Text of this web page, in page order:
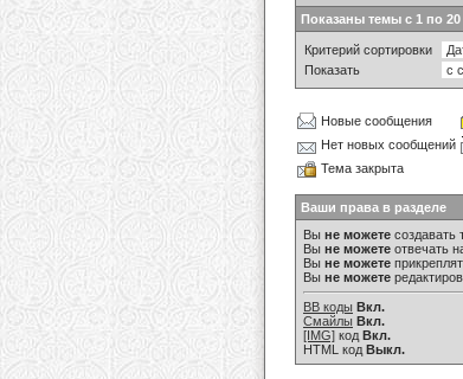
Показаны темы с 1 по 20
Критерий сортировки
Показать
Новые сообщения
Нет новых сообщений
Тема закрыта
Ваши права в разделе
Вы не можете создавать
Вы не можете отвечать
Вы не можете
Вы не можете
BB коды Вкл.
Смайлы Вкл.
[IMG] код Вкл.
HTML код Выкл.